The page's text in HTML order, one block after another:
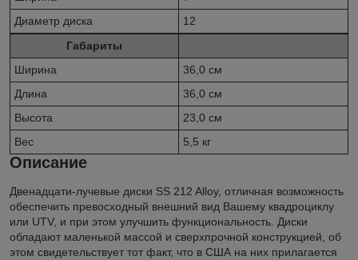
Диаметр диска
12
Габариты
Ширина
36,0 см
Длина
36,0 см
Высота
23,0 см
Вес
5,5 кг
Описание
Двенадцати-лучевые диски SS 212 Alloy, отличная возможность
обеспечить превосходный внешний вид Вашему квадроциклу
или UTV, и при этом улучшить функциональность. Диски
обладают маленькой массой и сверхпрочной конструкцией, об
этом свидетельствует тот факт, что в США на них прилагается